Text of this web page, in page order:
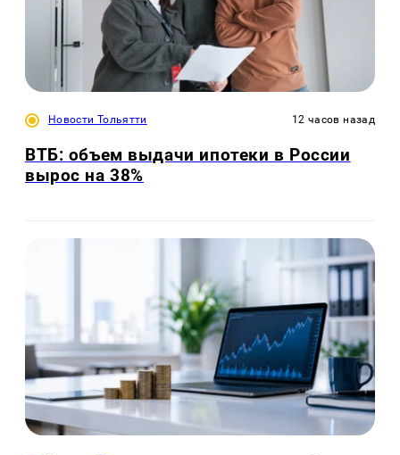
Новости Тольятти 12 часов назад
ВТБ: объем выдачи ипотеки в России
вырос на 38%